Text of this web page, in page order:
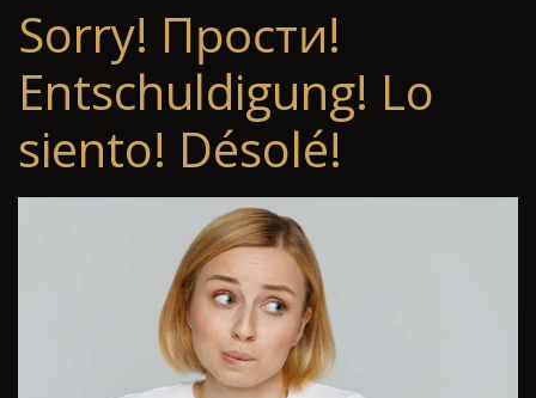
Sorry! Прости!
Entschuldigung! Lo
siento! Désolé!